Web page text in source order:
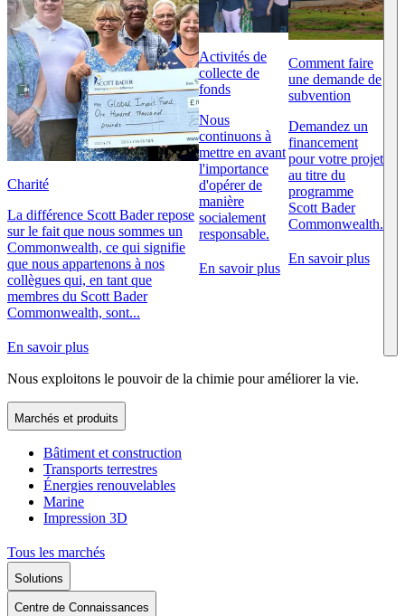
Charité
La différence Scott Bader repose
sur le fait que nous sommes un
Commonwealth, ce qui signifie
que nous appartenons à nos
collègues qui, en tant que
membres du Scott Bader
Commonwealth, sont...
En savoir plus
Activités de
collecte de
fonds
Nous
continuons à
mettre en avant
l'importance
d'opérer de
manière
socialement
responsable.
En savoir plus
Comment faire
une demande de
subvention
Demandez un
financement
pour votre projet
au titre du
programme
Scott Bader
Commonwealth.
En savoir plus
Nous exploitons le pouvoir de la chimie pour améliorer la vie.
Marchés et produits
Bâtiment et construction
Transports terrestres
Énergies renouvelables
Marine
Impression 3D
Tous les marchés
Solutions
Centre de Connaissances